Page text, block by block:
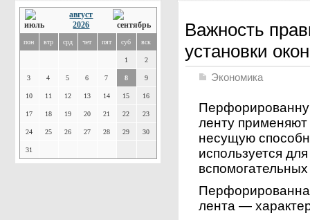
август
2026
пон втр срд чет пят суб вск
1 2
3 4 5 6 7 8 9
10 11 12 13 14 15 16
17 18 19 20 21 22 23
24 25 26 27 28 29 30
31
Важность
установки окон
Экономика
ленту применяют
несущую
используется
лента —